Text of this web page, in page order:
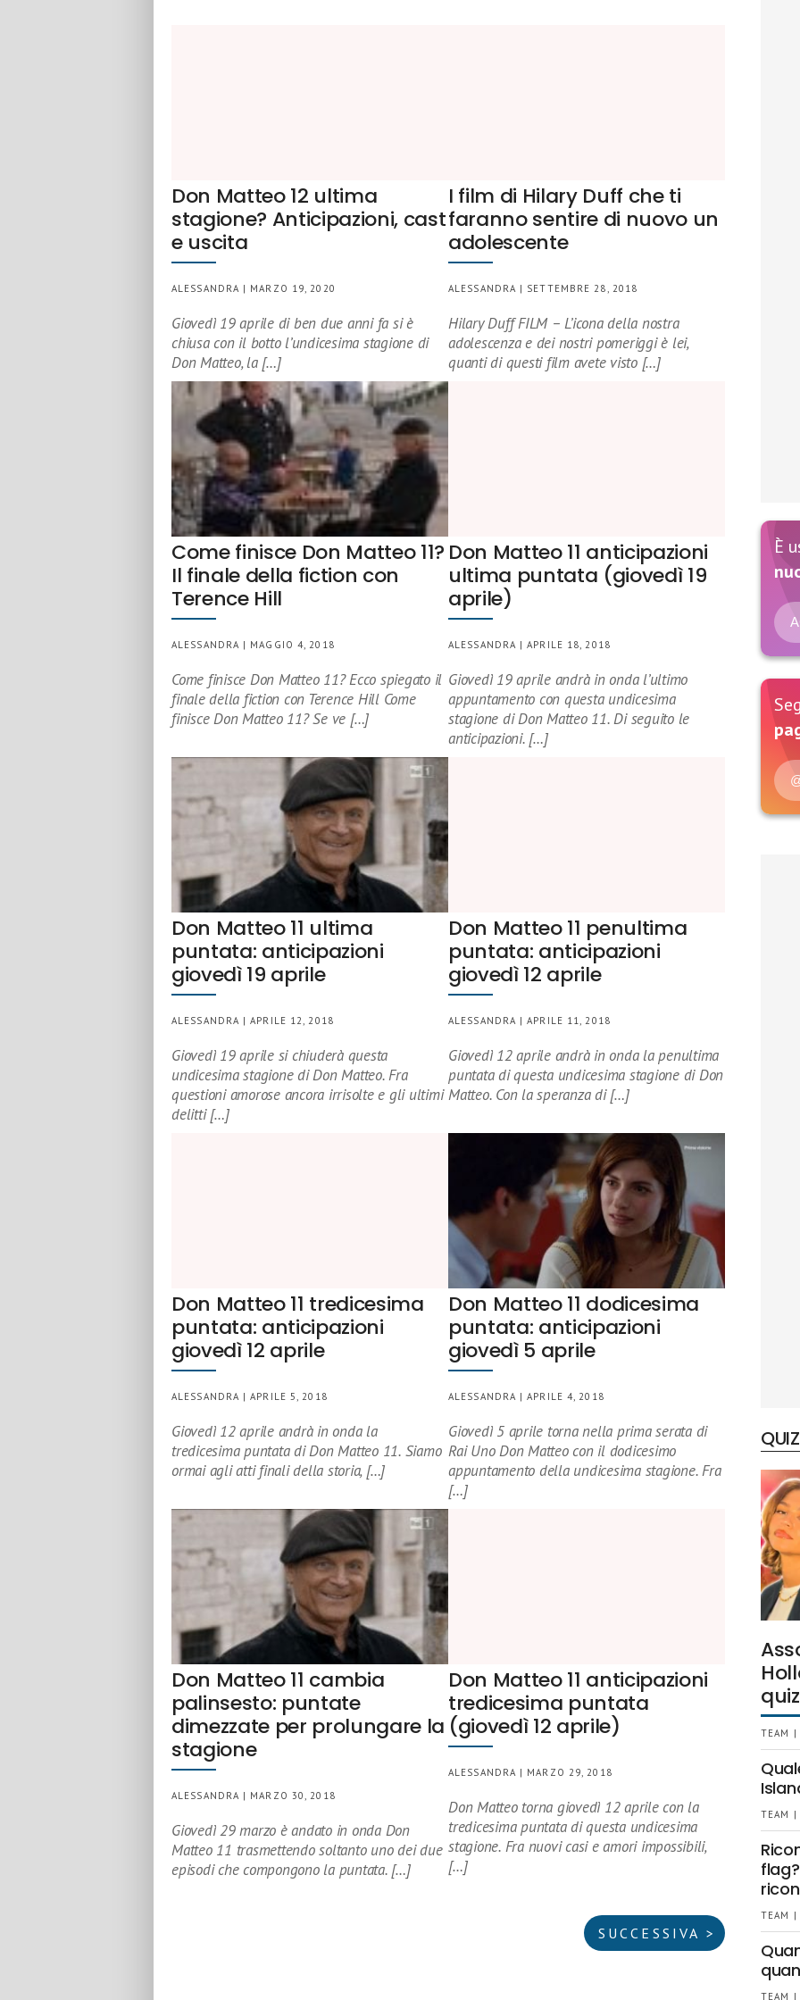
Don Matteo 12 ultima
stagione? Anticipazioni, cast
e uscita
ALESSANDRA | MARZO 19, 2020
Giovedì 19 aprile di ben due anni fa si è
chiusa con il botto l’undicesima stagione di
Don Matteo, la […]
I film di Hilary Duff che ti
faranno sentire di nuovo un
adolescente
ALESSANDRA | SETTEMBRE 28, 2018
Hilary Duff FILM – L’icona della nostra
adolescenza e dei nostri pomeriggi è lei,
quanti di questi film avete visto […]
Come finisce Don Matteo 11?
Il finale della fiction con
Terence Hill
ALESSANDRA | MAGGIO 4, 2018
Come finisce Don Matteo 11? Ecco spiegato il
finale della fiction con Terence Hill Come
finisce Don Matteo 11? Se ve […]
Don Matteo 11 anticipazioni
ultima puntata (giovedì 19
aprile)
ALESSANDRA | APRILE 18, 2018
Giovedì 19 aprile andrà in onda l’ultimo
appuntamento con questa undicesima
stagione di Don Matteo 11. Di seguito le
anticipazioni. […]
Don Matteo 11 ultima
puntata: anticipazioni
giovedì 19 aprile
ALESSANDRA | APRILE 12, 2018
Giovedì 19 aprile si chiuderà questa
undicesima stagione di Don Matteo. Fra
questioni amorose ancora irrisolte e gli ultimi
delitti […]
Don Matteo 11 penultima
puntata: anticipazioni
giovedì 12 aprile
ALESSANDRA | APRILE 11, 2018
Giovedì 12 aprile andrà in onda la penultima
puntata di questa undicesima stagione di Don
Matteo. Con la speranza di […]
Don Matteo 11 tredicesima
puntata: anticipazioni
giovedì 12 aprile
ALESSANDRA | APRILE 5, 2018
Giovedì 12 aprile andrà in onda la
tredicesima puntata di Don Matteo 11. Siamo
ormai agli atti finali della storia, […]
Don Matteo 11 dodicesima
puntata: anticipazioni
giovedì 5 aprile
ALESSANDRA | APRILE 4, 2018
Giovedì 5 aprile torna nella prima serata di
Rai Uno Don Matteo con il dodicesimo
appuntamento della undicesima stagione. Fra
[…]
Don Matteo 11 cambia
palinsesto: puntate
dimezzate per prolungare la
stagione
ALESSANDRA | MARZO 30, 2018
Giovedì 29 marzo è andato in onda Don
Matteo 11 trasmettendo soltanto uno dei due
episodi che compongono la puntata. […]
Don Matteo 11 anticipazioni
tredicesima puntata
(giovedì 12 aprile)
ALESSANDRA | MARZO 29, 2018
Don Matteo torna giovedì 12 aprile con la
tredicesima puntata di questa undicesima
stagione. Fra nuovi casi e amori impossibili,
[…]
SUCCESSIVA >
È
QUIZ
TEAM
TEAM
TEAM |
TEAM |